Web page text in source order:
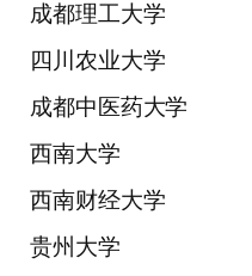
成都理工大学
四川农业大学
成都中医药大学
西南大学
西南财经大学
贵州大学